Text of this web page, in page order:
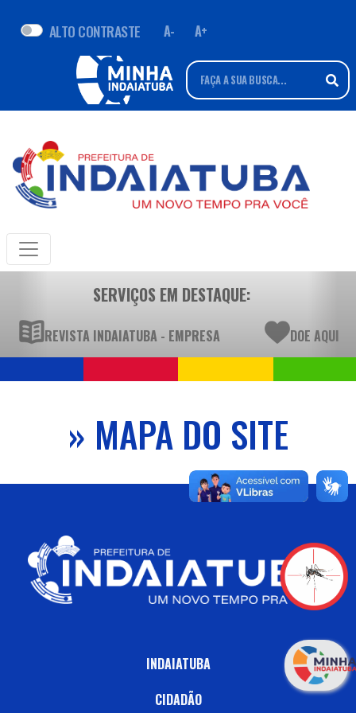
ALTO CONTRASTE A- A+
SERVIÇOS EM DESTAQUE:
REVISTA INDAIATUBA - EMPRESA DOE AQUI
» MAPA DO SITE
INDAIATUBA
CIDADÃO